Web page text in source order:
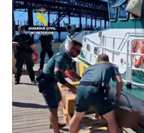
Tráfico de drogas